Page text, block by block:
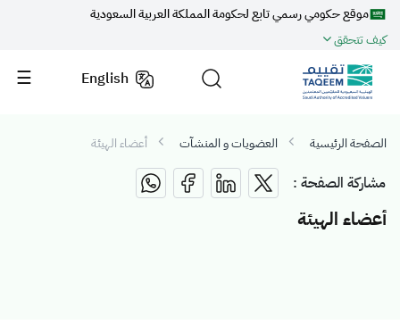
موقع حكومي رسمي تابع لحكومة المملكة العربية السعودية
كيف تتحقق
English
الصفحة الرئيسية العضويات و المنشآت أعضاء الهيئة
مشاركة الصفحة :
أعضاء الهيئة